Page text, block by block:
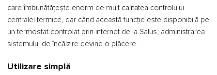
care îmbunătățește enorm de mult calitatea controlului
centralei termice, dar când această funcție este disponibilă pe
un termostat controlat prin internet de la Salus, administrarea
sistemului de încălzire devine o plăcere.
Utilizare simplă